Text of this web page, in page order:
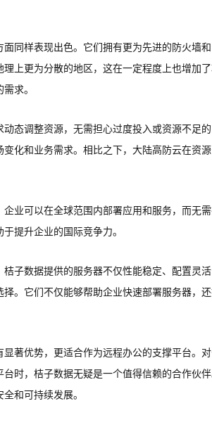
同样表现出色。它们拥有更为先进的防火墙
上更为分散的地区，这在一定程度上也增加
求。
态调整资源，无需担心过度投入或资源不足的
化和业务需求。相比之下，大陆高防云在资
业可以在全球范围内部署应用和服务，而无
提升企业的国际竞争力。
子数据提供的服务器不仅性能稳定、配置灵
。它们不仅能够帮助企业快速部署服务器，
著优势，更适合作为远程办公的支撑平台。
时，桔子数据无疑是一个值得信赖的合作伙
和可持续发展。